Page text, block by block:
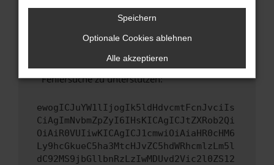
Wende dich an den Webseitenbetreiber.
Wenn du alle oben genannten Schritte versucht
hast, kontaktiere uns bitte. Wir werden
uns diesen Text schicken, um uns bei der
Fehlersuche zu unterstützen:
ewogICJuYW1lIjogIk5ldHdvcmtFcnJvciIs
CiAgImNvbmZpZyI6IHsKICAgICJtZXRob2Qi
OiAiR0VUIiwKICAgICJ1cmwiOiAiaHR0cHM6
Ly9hcGkueC5ha3MtcHJvZC5hdWRhcmlzLm5l
dC92MS9jbGllbnRzLzIwMDUvd2Vic2l0ZS12
Speichern
Optionale Cookies ablehnen
Alle akzeptieren